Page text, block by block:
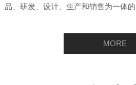
品、研发、设计、生产和销售为一体
MORE